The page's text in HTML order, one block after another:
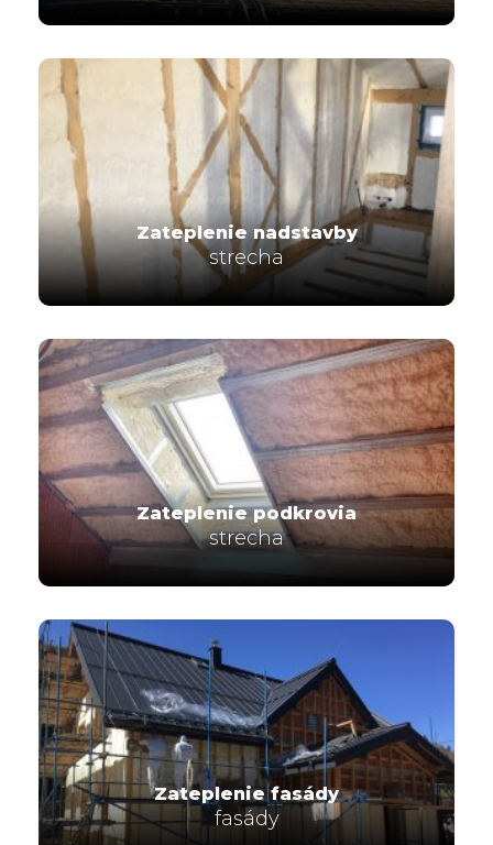
Zateplenie nadstavby
strecha
Zateplenie podkrovia
strecha
Zateplenie fasády
fasády